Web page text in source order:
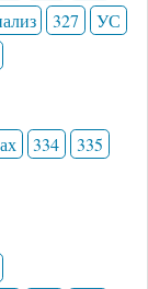
327
УС
334
335